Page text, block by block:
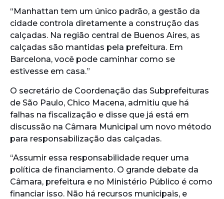
“Manhattan tem um único padrão, a gestão da
cidade controla diretamente a construção das
calçadas. Na região central de Buenos Aires, as
calçadas são mantidas pela prefeitura. Em
Barcelona, você pode caminhar como se
estivesse em casa.”
O secretário de Coordenação das Subprefeituras
de São Paulo, Chico Macena, admitiu que há
falhas na fiscalização e disse que já está em
discussão na Câmara Municipal um novo método
para responsabilização das calçadas.
“Assumir essa responsabilidade requer uma
política de financiamento. O grande debate da
Câmara, prefeitura e no Ministério Público é como
financiar isso. Não há recursos municipais, e